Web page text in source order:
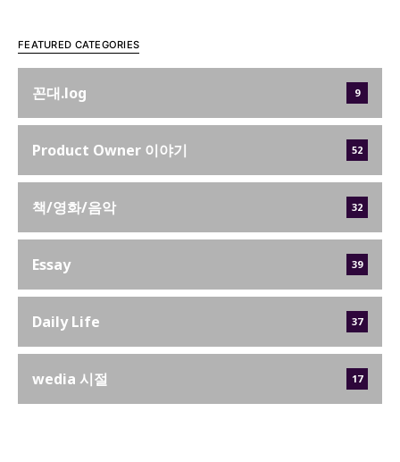
FEATURED CATEGORIES
꼰대.log 9
Product Owner 이야기 52
책/영화/음악 32
Essay 39
Daily Life 37
wedia 시절 17